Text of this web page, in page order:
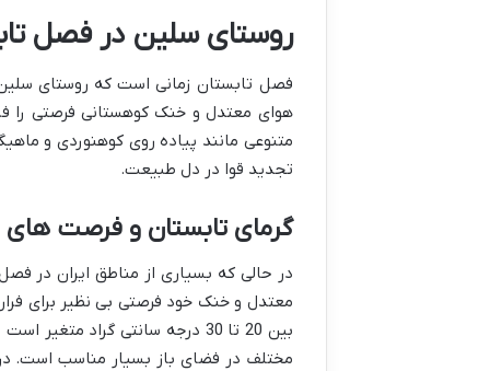
روستای سلین در فصل
فصل تابستان زمانی است که روستای
هوای معتدل و خنک کوهستانی فرصتی را
متنوعی مانند پیاده روی کوهنوردی و
تجدید قوا در دل طبیعت.
گرمای تابستان و فرصت های
در حالی که بسیاری از مناطق ایران در
معتدل و خنک خود فرصتی بی نظیر برای
بین 20 تا 30 درجه سانتی
مختلف در فضای باز بسیار مناسب است.